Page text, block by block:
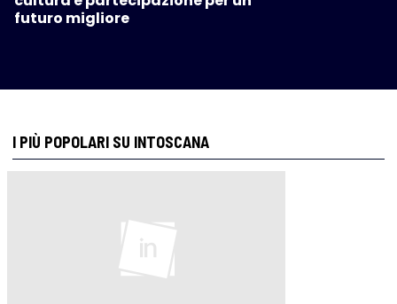
futuro migliore
I PIÙ POPOLARI SU INTOSCANA